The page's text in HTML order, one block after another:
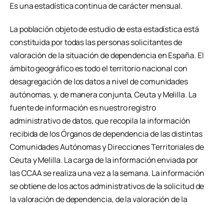
Es una estadística continua de carácter mensual.
La población objeto de estudio de esta estadística está
constituida por todas las personas solicitantes de
valoración de la situación de dependencia en España. El
ámbito geográfico es todo el territorio nacional con
desagregación de los datos a nivel de comunidades
autónomas, y, de manera conjunta, Ceuta y Melilla. La
fuente de información es nuestro registro
administrativo de datos, que recopila la información
recibida de los Órganos de dependencia de las distintas
Comunidades Autónomas y Direcciones Territoriales de
Ceuta y Melilla. La carga de la información enviada por
las CCAA se realiza una vez a la semana. La información
se obtiene de los actos administrativos de la solicitud de
la valoración de dependencia, de la valoración de la